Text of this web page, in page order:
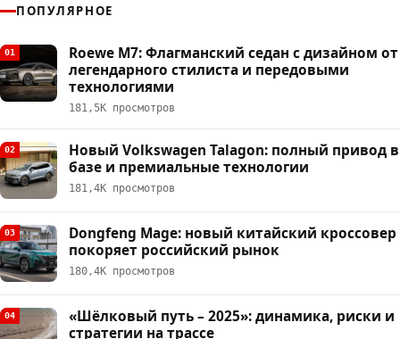
ПОПУЛЯРНОЕ
01
Roewe M7: Флагманский седан с дизайном от
легендарного стилиста и передовыми
технологиями
181,5К просмотров
02
Новый Volkswagen Talagon: полный привод в
базе и премиальные технологии
181,4К просмотров
03
Dongfeng Mage: новый китайский кроссовер
покоряет российский рынок
180,4К просмотров
04
«Шёлковый путь – 2025»: динамика, риски и
стратегии на трассе